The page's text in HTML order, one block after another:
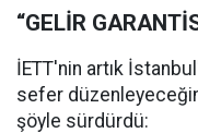
“GELİR
İETT'nin artık
sefer
şöyle sürdürdü: